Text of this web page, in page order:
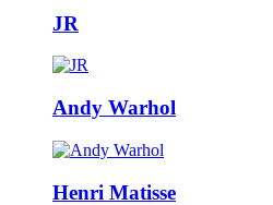
JR
Andy Warhol
Henri Matisse